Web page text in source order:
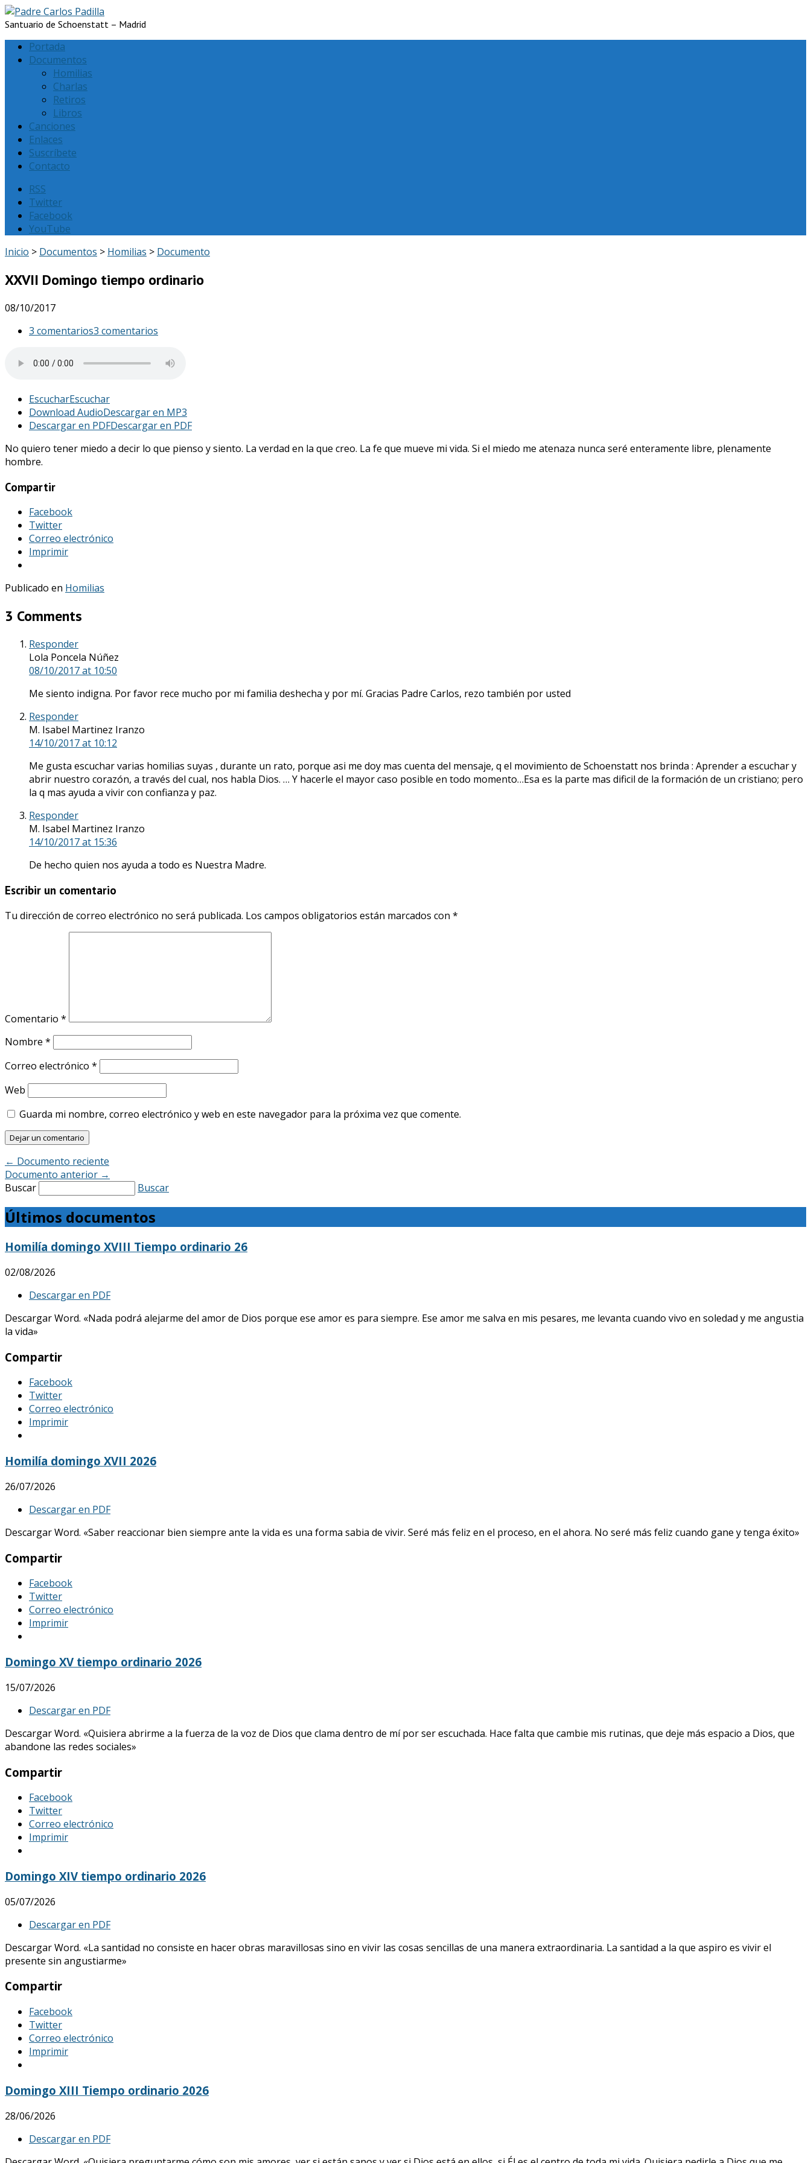
Santuario de Schoenstatt – Madrid
Portada
Documentos
Homilias
Charlas
Retiros
Libros
Canciones
Enlaces
Suscríbete
Contacto
RSS
Twitter
Facebook
YouTube
Inicio > Documentos > Homilias > Documento
XXVII Domingo tiempo ordinario
08/10/2017
3 comentarios3 comentarios
EscucharEscuchar
Download AudioDescargar en MP3
Descargar en PDFDescargar en PDF
No quiero tener miedo a decir lo que pienso y siento. La verdad en la que creo. La fe que mueve mi vida. Si el miedo me atenaza nunca seré enteramente libre, plenamente
hombre.
Compartir
Facebook
Twitter
Correo electrónico
Imprimir
Publicado en Homilias
3 Comments
Responder
Lola Poncela Núñez
08/10/2017at 10:50
Me siento indigna. Por favor rece mucho por mi familia deshecha y por mí. Gracias Padre Carlos, rezo también por usted
Responder
M. Isabel Martinez Iranzo
14/10/2017at 10:12
Me gusta escuchar varias homilias suyas , durante un rato, porque asi me doy mas cuenta del mensaje, q el movimiento de Schoenstatt nos brinda : Aprender a escuchar y
abrir nuestro corazón, a través del cual, nos habla Dios. … Y hacerle el mayor caso posible en todo momento…Esa es la parte mas dificil de la formación de un cristiano; pero
la q mas ayuda a vivir con confianza y paz.
Responder
M. Isabel Martinez Iranzo
14/10/2017at 15:36
De hecho quien nos ayuda a todo es Nuestra Madre.
Escribir un comentario
Tu dirección de correo electrónico no será publicada. Los campos obligatorios están marcados con *
Comentario *
Nombre *
Correo electrónico *
Web
Guarda mi nombre, correo electrónico y web en este navegador para la próxima vez que comente.
← Documento reciente
Documento anterior →
Buscar
Buscar
Últimos documentos
Homilía domingo XVIII Tiempo ordinario 26
02/08/2026
Descargar en PDF
Descargar Word. «Nada podrá alejarme del amor de Dios porque ese amor es para siempre. Ese amor me salva en mis pesares, me levanta cuando vivo en soledad y me angustia
la vida»
Compartir
Facebook
Twitter
Correo electrónico
Imprimir
Homilía domingo XVII 2026
26/07/2026
Descargar en PDF
Descargar Word. «Saber reaccionar bien siempre ante la vida es una forma sabia de vivir. Seré más feliz en el proceso, en el ahora. No seré más feliz cuando gane y tenga éxito»
Compartir
Facebook
Twitter
Correo electrónico
Imprimir
Domingo XV tiempo ordinario 2026
15/07/2026
Descargar en PDF
Descargar Word. «Quisiera abrirme a la fuerza de la voz de Dios que clama dentro de mí por ser escuchada. Hace falta que cambie mis rutinas, que deje más espacio a Dios, que
abandone las redes sociales»
Compartir
Facebook
Twitter
Correo electrónico
Imprimir
Domingo XIV tiempo ordinario 2026
05/07/2026
Descargar en PDF
Descargar Word. «La santidad no consiste en hacer obras maravillosas sino en vivir las cosas sencillas de una manera extraordinaria. La santidad a la que aspiro es vivir el
presente sin angustiarme»
Compartir
Facebook
Twitter
Correo electrónico
Imprimir
Domingo XIII Tiempo ordinario 2026
28/06/2026
Descargar en PDF